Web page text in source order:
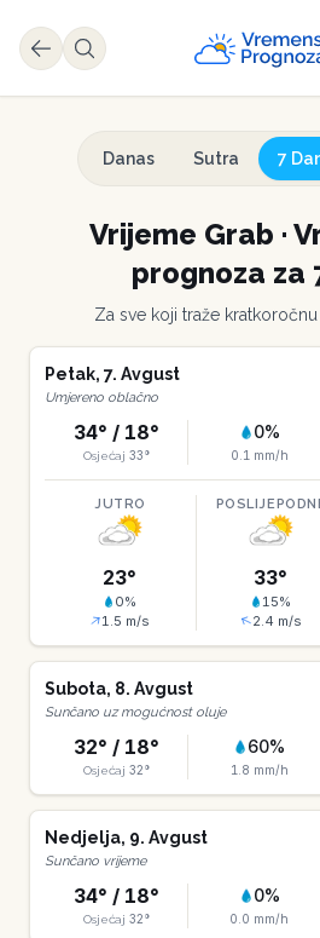
Danas Sutra 7
Vrijeme Grab ·
prognoza za
Za sve koji traže
Petak, 7. Avgust
Umjereno oblačno
34° / 18°
Osjećaj 33°
0%
0.1 mm/h
JUTRO
23°
0%
1.5 m/s
33°
15%
2.4 m/s
Subota, 8. Avgust
Sunčano uz mogućnost oluje
32° / 18°
Osjećaj 32°
60%
1.8 mm/h
Nedjelja, 9. Avgust
Sunčano vrijeme
34° / 18°
Osjećaj 32°
0%
0.0 mm/h